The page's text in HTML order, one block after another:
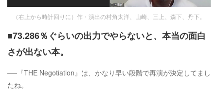
（右上から時計回りに）作・演出の村角太洋、山崎、三上、森下、丹下。
■73.286％ぐらいの出力でやらないと、本当の面白
さが出ない本。
──『THE Negotiation』は、かなり早い段階で再演が決定してまし
たね。